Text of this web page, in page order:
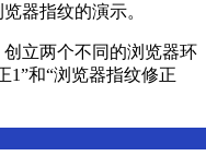
器指纹的演示。
立两个不同的浏览器环
1”和“浏览器指纹修正